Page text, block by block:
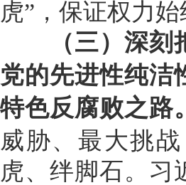
虎”，保证权力
（三）深刻把
党的先进性纯洁
特色反腐败之路。
威胁、最大挑
虎、绊脚石。习